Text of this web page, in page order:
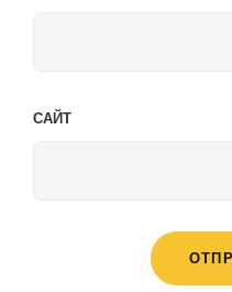
САЙТ